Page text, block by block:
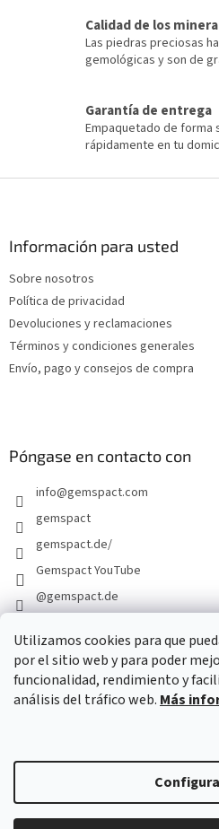
Utilizamos cookies para que
por el sitio web y para poder
funcionalidad, rendimiento y
análisis del tráfico web. Más
i
s
t
a
o
Calidad de los
Las piedras preciosas
gemológicas y son de
Garantía de entrega
Empaquetado de forma
rápidamente en tu
p
n
Información para usted
Sobre nosotros
Política de privacidad
Devoluciones y reclamaciones
Términos y condiciones generales
Envío, pago y consejos de compra
Póngase en contacto con
info@gemspact.com
gemspact
gemspact.de/
Gemspact YouTube
@gemspact.de
FORMULARIO DE
Creado